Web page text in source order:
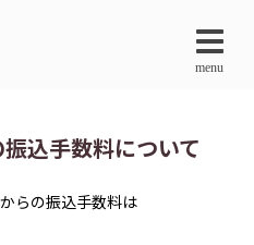
menu
込手数料について
らの振込手数料は